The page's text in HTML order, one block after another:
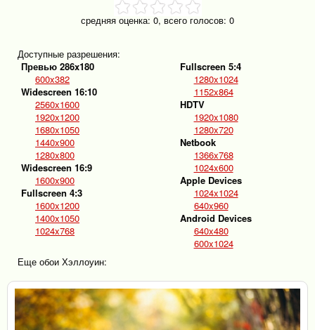
средняя оценка: 0, всего голосов: 0
Доступные разрешения:
Превью 286x180
600x382
Widescreen 16:10
2560x1600
1920x1200
1680x1050
1440x900
1280x800
Widescreen 16:9
1600x900
Fullscreen 4:3
1600x1200
1400x1050
1024x768
Fullscreen 5:4
1280x1024
1152x864
HDTV
1920x1080
1280x720
Netbook
1366x768
1024x600
Apple Devices
1024x1024
640x960
Android Devices
640x480
600x1024
Еще обои Хэллоуин: